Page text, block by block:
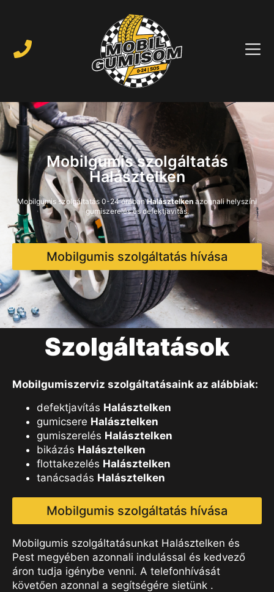
Mobilgumis szolgáltatás
Halásztelken
Mobilgumis szolgáltatás 0-24 órábanHalásztelken azonnali helyszíni
gumiszerelés és defektjavítás.
Mobilgumis szolgáltatás hívása
Szolgáltatások
Mobilgumiszerviz szolgáltatásaink az alábbiak:
defektjavítás Halásztelken
gumicsere Halásztelken
gumiszerelés Halásztelken
bikázás Halásztelken
flottakezelés Halásztelken
tanácsadás Halásztelken
Mobilgumis szolgáltatás hívása
Mobilgumis szolgáltatásunkat Halásztelken és
Pest megyében azonnali indulással és kedvező
áron tudja igénybe venni. A telefonhívását
követően azonnal a segítségére sietünk .